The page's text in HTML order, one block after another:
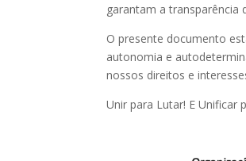
garantam a transparência
O presente documento
autonomia e
nossos direitos e
Unir para Lutar! E Unificar